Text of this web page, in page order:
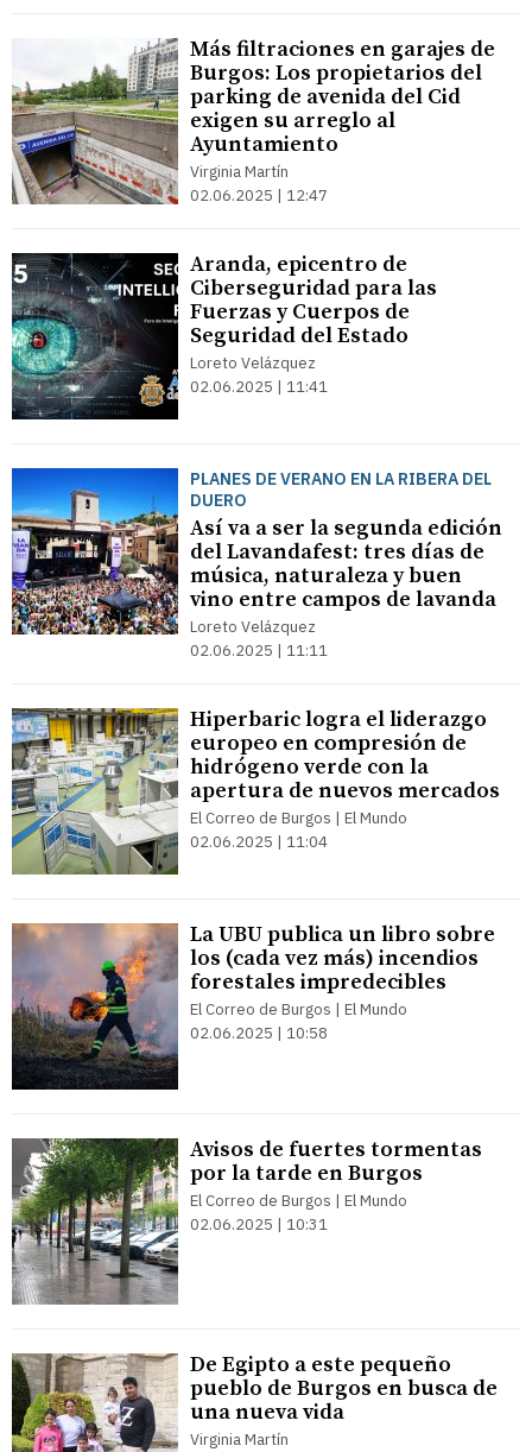
Más filtraciones en garajes de
Burgos: Los propietarios del
parking de avenida del Cid
exigen su arreglo al
Ayuntamiento
Virginia Martín
02.06.2025 | 12:47
Aranda, epicentro de
Ciberseguridad para las
Fuerzas y Cuerpos de
Seguridad del Estado
Loreto Velázquez
02.06.2025 | 11:41
PLANES DE VERANO EN LA RIBERA DEL
DUERO
Así va a ser la segunda edición
del Lavandafest: tres días de
música, naturaleza y buen
vino entre campos de lavanda
Loreto Velázquez
02.06.2025 | 11:11
Hiperbaric logra el liderazgo
europeo en compresión de
hidrógeno verde con la
apertura de nuevos mercados
El Correo de Burgos | El Mundo
02.06.2025 | 11:04
La UBU publica un libro sobre
los (cada vez más) incendios
forestales impredecibles
El Correo de Burgos | El Mundo
02.06.2025 | 10:58
Avisos de fuertes tormentas
por la tarde en Burgos
El Correo de Burgos | El Mundo
02.06.2025 | 10:31
De Egipto a este pequeño
pueblo de Burgos en busca de
una nueva vida
Virginia Martín